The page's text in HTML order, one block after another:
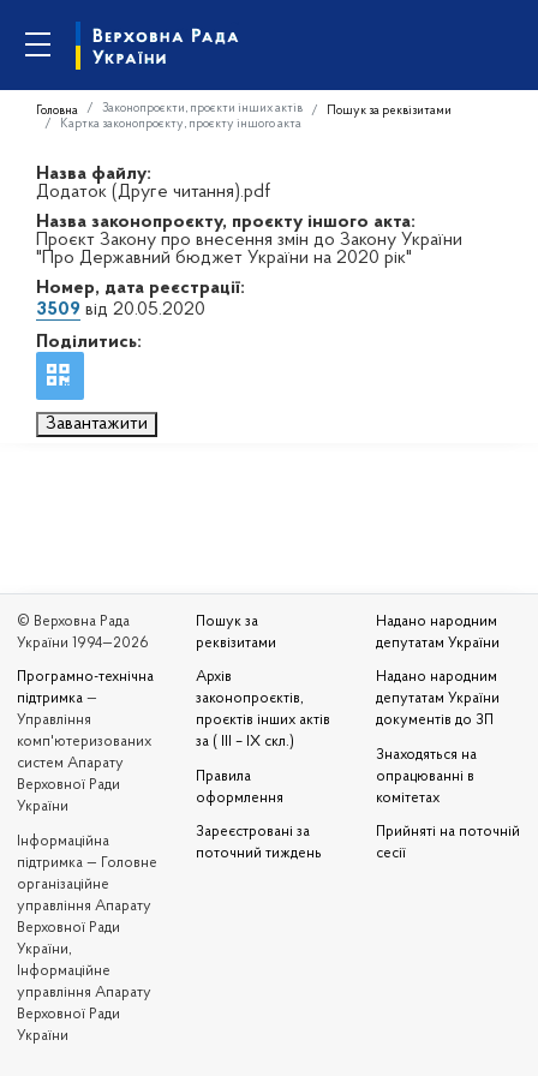
Головна Законопроєкти, проєкти інших актів
Пошук за реквізитами
Картка законопроєкту, проєкту іншого акта
Назва файлу:
Додаток (Друге читання).pdf
Назва законопроєкту, проєкту іншого акта:
Проєкт Закону про внесення змін до Закону України
"Про Державний бюджет України на 2020 рік"
Номер, дата реєстрації:
3509 від 20.05.2020
Поділитись:
Завантажити
© Верховна Рада
України 1994—2026
Програмно-технічна
підтримка —
Управління
комп'ютеризованих
систем Апарату
Верховної Ради
України
Iнформаційна
підтримка — Головне
організаційне
управління Апарату
Верховної Ради
України,
Інформаційне
управління Апарату
Верховної Ради
України
Пошук за
реквізитами
Архів
законопроєктів,
проєктів інших актів
за ( III – IX скл.)
Правила
оформлення
Зареєстровані за
поточний тиждень
Надано народним
депутатам України
Надано народним
депутатам України
документів до ЗП
Знаходяться на
опрацюванні в
комітетах
Прийняті на поточній
сесії